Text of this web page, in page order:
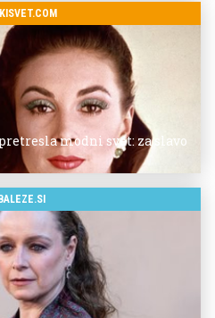
modni svet: za slavo